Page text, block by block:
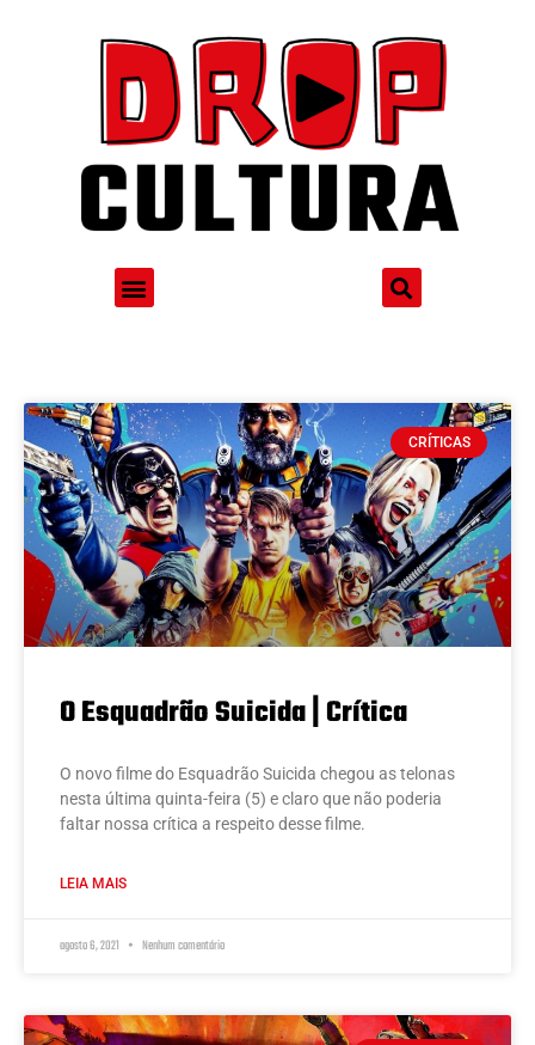
CRÍTICAS
O Esquadrão Suicida | Crítica
O novo filme do Esquadrão Suicida chegou as telonas
nesta última quinta-feira (5) e claro que não poderia
faltar nossa crítica a respeito desse filme.
LEIA MAIS
agosto 6, 2021 Nenhum comentário